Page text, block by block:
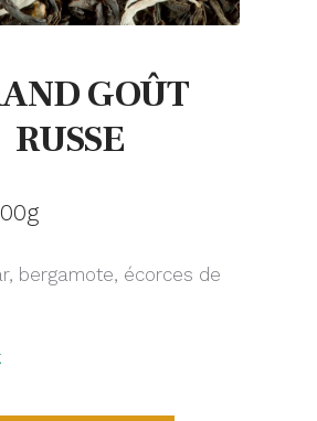
GOÛT
RUSSE
bergamote, écorces de